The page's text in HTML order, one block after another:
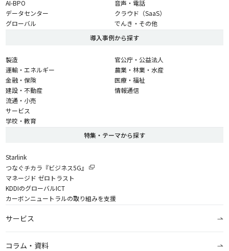
AI-BPO
データセンター
グローバル
音声・電話
クラウド（SaaS）
でんき・その他
導入事例から探す
製造
運輸・エネルギー
金融・保険
建設・不動産
流通・小売
サービス
学校・教育
官公庁・公益法人
農業・林業・水産
医療・福祉
情報通信
特集・テーマから探す
Starlink
つなぐチカラ『ビジネス5G』
マネージド ゼロトラスト
KDDIのグローバルICT
カーボンニュートラルの取り組みを支援
サービス
コラム・資料